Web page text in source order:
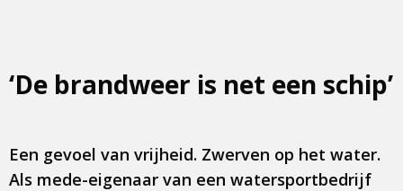
‘De brandweer is net een schip’
Een gevoel van vrijheid. Zwerven op het water.
Als mede-eigenaar van een watersportbedrijf